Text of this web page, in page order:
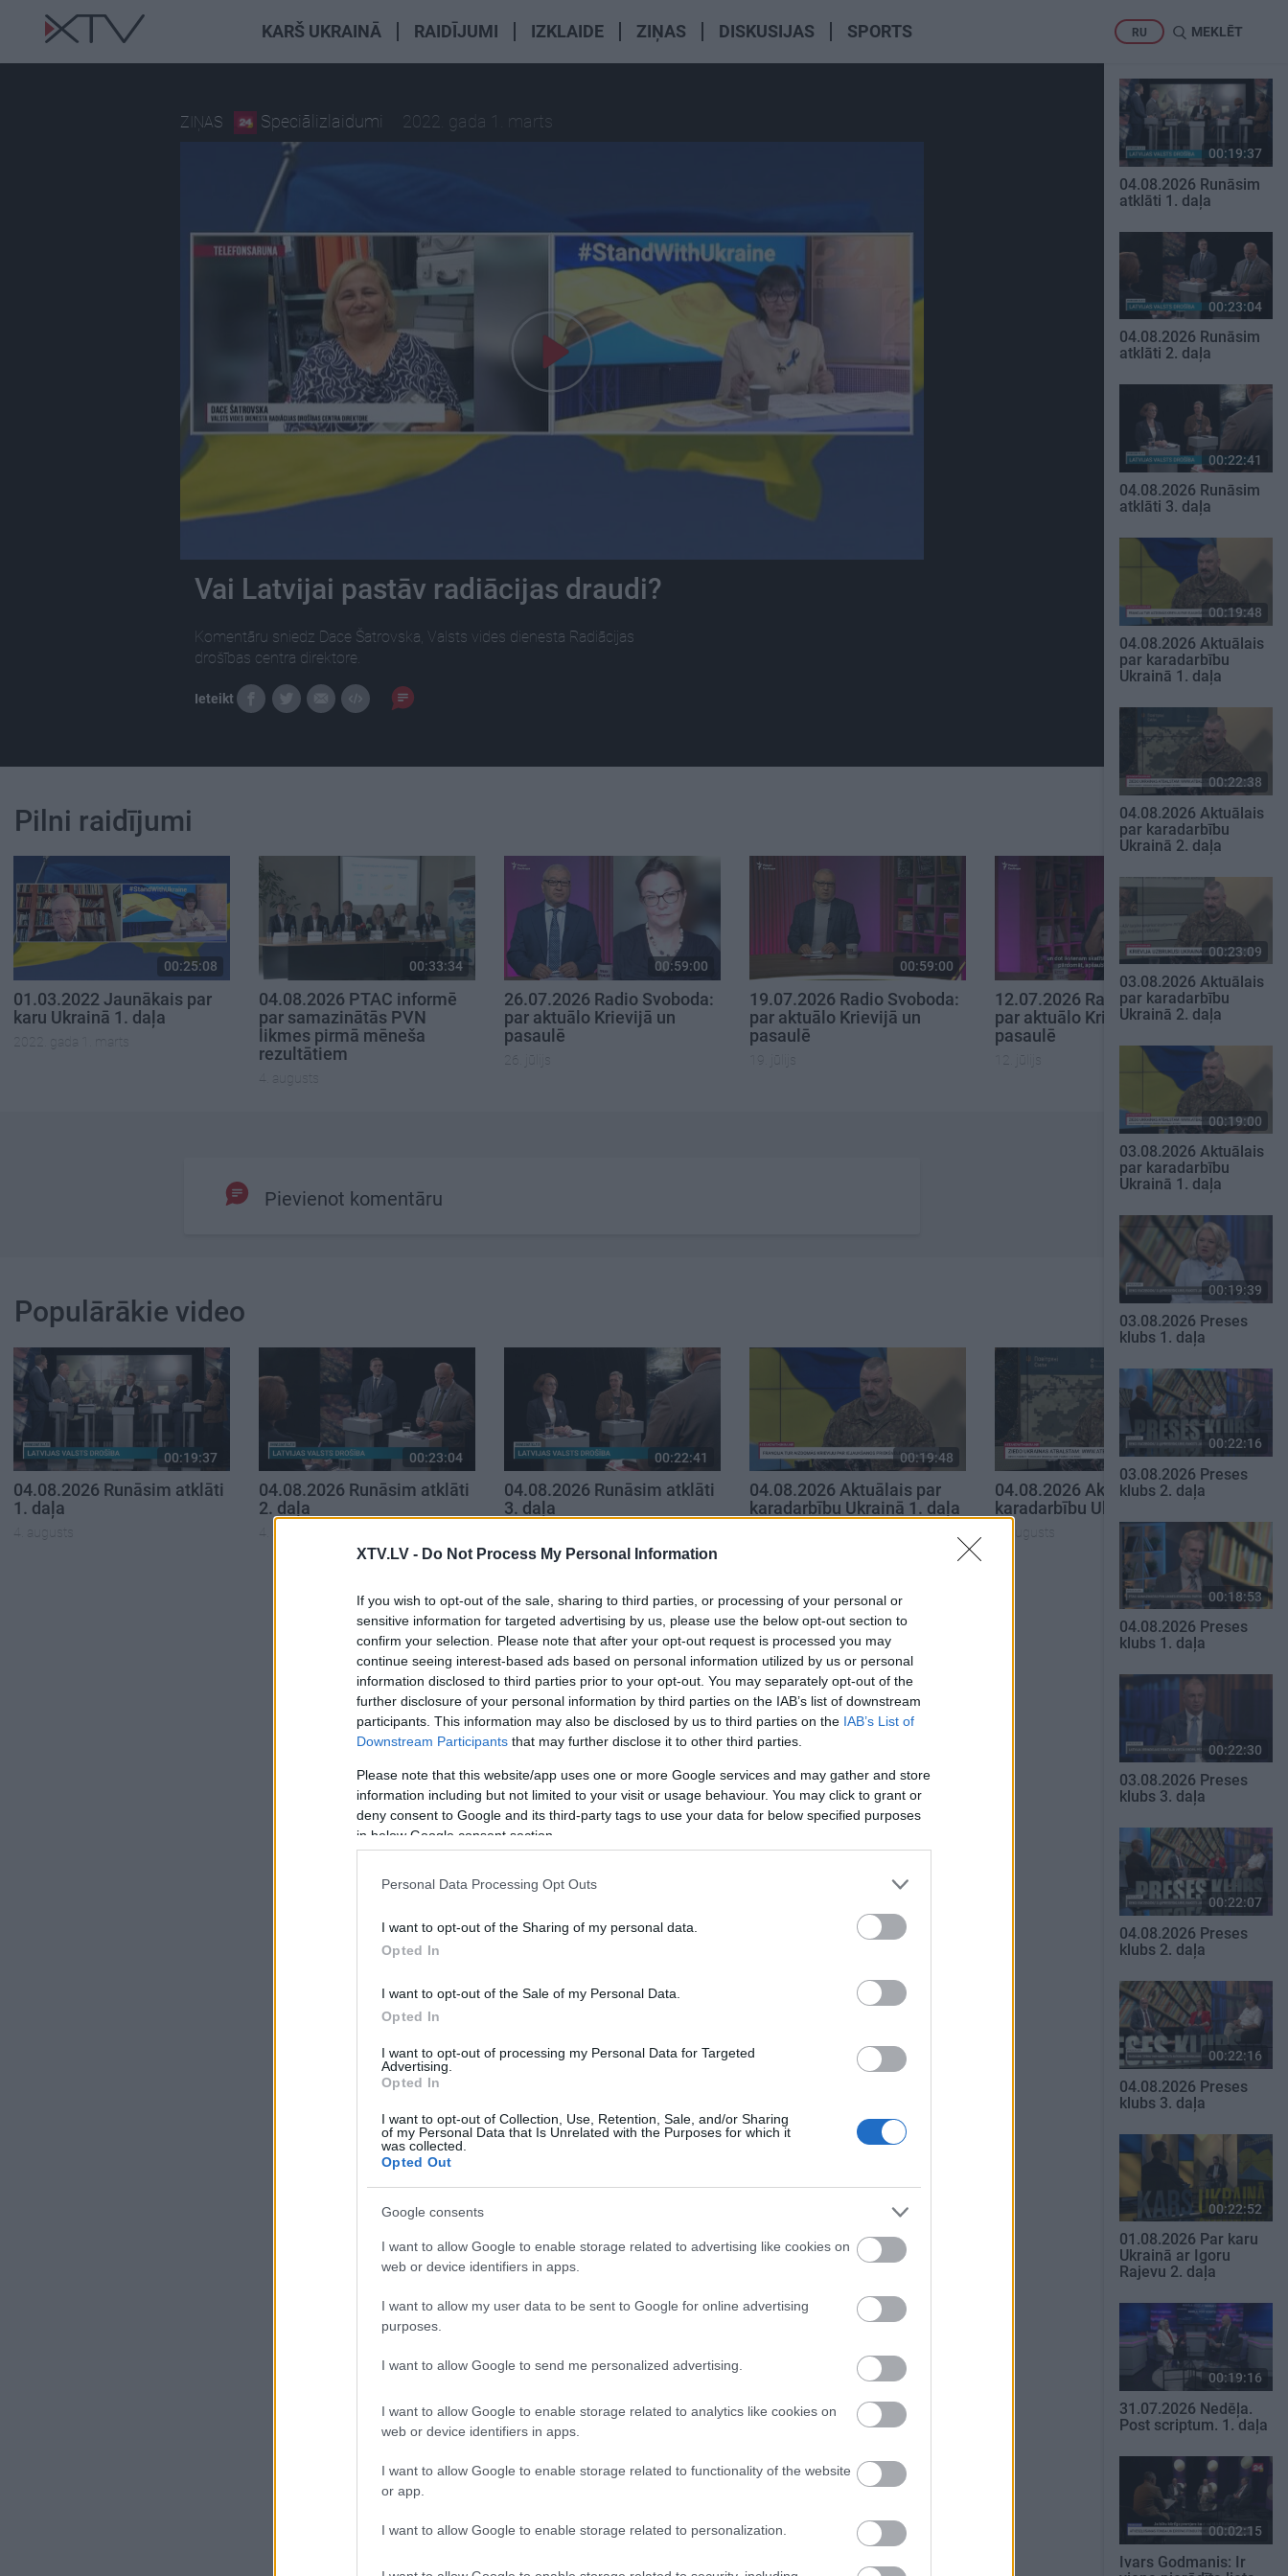
XTV.LV - Do Not Process My Personal Information
If you wish to opt-out of the sale, sharing to third parties, or processing of your personal or
sensitive information for targeted advertising by us, please use the below opt-out section to
confirm your selection. Please note that after your opt-out request is processed you may
continue seeing interest-based ads based on personal information utilized by us or personal
information disclosed to third parties prior to your opt-out. You may separately opt-out of the
further disclosure of your personal information by third parties on the IAB’s list of downstream
participants. This information may also be disclosed by us to third parties on the IAB’s List of
Downstream Participants that may further disclose it to other third parties.
Please note that this website/app uses one or more Google services and may gather and store
information including but not limited to your visit or usage behaviour. You may click to grant or
deny consent to Google and its third-party tags to use your data for below specified purposes
in below Google consent section.
Personal Data Processing Opt Outs
I want to opt-out of the Sharing of my personal data.
Opted In
I want to opt-out of the Sale of my Personal Data.
Opted In
I want to opt-out of processing my Personal Data for Targeted
Advertising.
Opted In
I want to opt-out of Collection, Use, Retention, Sale, and/or Sharing
of my Personal Data that Is Unrelated with the Purposes for which it
was collected.
Opted Out
Google consents
I want to allow Google to enable storage related to advertising like cookies on
web or device identifiers in apps.
I want to allow my user data to be sent to Google for online advertising
purposes.
I want to allow Google to send me personalized advertising.
I want to allow Google to enable storage related to analytics like cookies on
web or device identifiers in apps.
I want to allow Google to enable storage related to functionality of the website
or app.
I want to allow Google to enable storage related to personalization.
KARŠ UKRAINĀ RAIDĪJUMI IZKLAIDE ZIŅAS DISKUSIJAS SPORTS RU MEKLĒT
ZIŅAS Speciālizlaidumi 2022. gada 1. marts
Vai Latvijai pastāv radiācijas draudi?
Komentāru sniedz Dace Šatrovska, Valsts vides dienesta Radiācijas
drošības centra direktore.
Ieteikt
Pilni raidījumi
00:25:08
01.03.2022 Jaunākais par
karu Ukrainā 1. daļa
2022. gada 1. marts
00:33:34
04.08.2026 PTAC informē
par samazinātās PVN
likmes pirmā mēneša
rezultātiem
4. augusts
00:59:00
26.07.2026 Radio Svoboda:
par aktuālo Krievijā un
pasaulē
26. jūlijs
00:59:00
19.07.2026 Radio Svoboda:
par aktuālo Krievijā un
pasaulē
19. jūlijs
00:58:55
12.07.2026 Radio Svoboda:
par aktuālo Krievijā un
pasaulē
12. jūlijs
Pievienot komentāru
Populārākie video
00:19:37
04.08.2026 Runāsim atklāti
1. daļa
4. augusts
00:23:04
04.08.2026 Runāsim atklāti
2. daļa
4. augusts
00:22:41
04.08.2026 Runāsim atklāti
3. daļa
00:19:48
04.08.2026 Aktuālais par
karadarbību Ukrainā 1. daļa
00:22:38
04.08.2026 Aktuālais par
karadarbību Ukrainā 2. daļa
4. augusts
SKATĪT VISUS
00:19:37
04.08.2026 Runāsim
atklāti 1. daļa
00:23:04
04.08.2026 Runāsim
atklāti 2. daļa
00:22:41
04.08.2026 Runāsim
atklāti 3. daļa
00:19:48
04.08.2026 Aktuālais
par karadarbību
Ukrainā 1. daļa
00:22:38
04.08.2026 Aktuālais
par karadarbību
Ukrainā 2. daļa
00:23:09
03.08.2026 Aktuālais
par karadarbību
Ukrainā 2. daļa
00:19:00
03.08.2026 Aktuālais
par karadarbību
Ukrainā 1. daļa
00:19:39
03.08.2026 Preses
klubs 1. daļa
00:22:16
03.08.2026 Preses
klubs 2. daļa
00:18:53
04.08.2026 Preses
klubs 1. daļa
00:22:30
03.08.2026 Preses
klubs 3. daļa
00:22:07
04.08.2026 Preses
klubs 2. daļa
00:22:16
04.08.2026 Preses
klubs 3. daļa
00:22:52
01.08.2026 Par karu
Ukrainā ar Igoru
Rajevu 2. daļa
00:19:16
31.07.2026 Nedēļa.
Post scriptum. 1. daļa
00:02:15
Ivars Godmanis: Ir